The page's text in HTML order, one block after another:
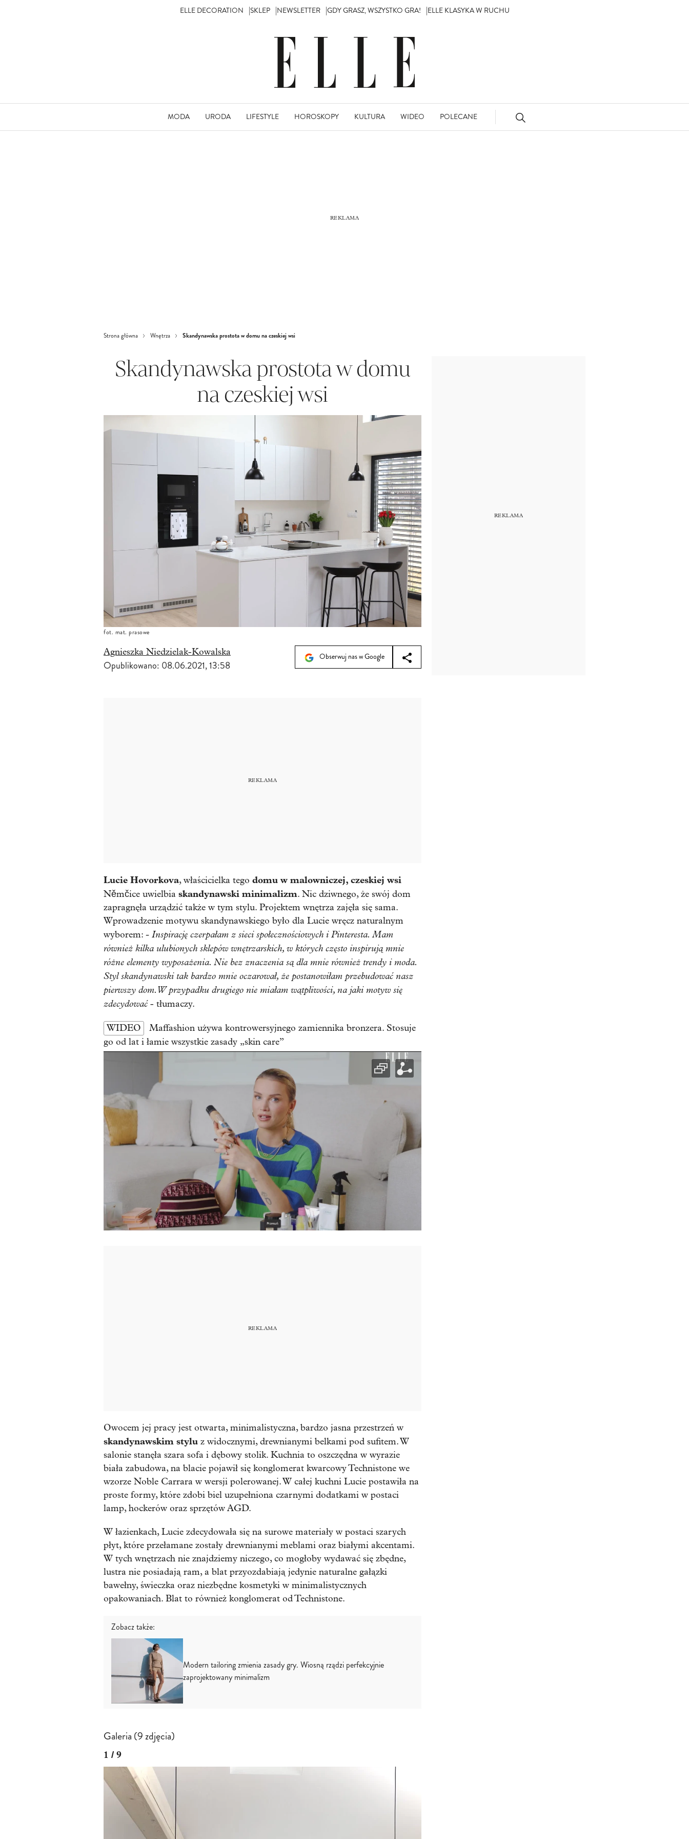
ELLE DECORATION SKLEP NEWSLETTER GDY GRASZ, WSZYSTKO GRA! ELLE KLASYKA W RUCHU
MODA URODA LIFESTYLE HOROSKOPY KULTURA WIDEO POLECANE
Strona główna Wnętrza Skandynawska prostota w domu na czeskiej wsi
Skandynawska prostota w domu
na czeskiej wsi
fot. mat. prasowe
Agnieszka Niedzielak-Kowalska
Opublikowano: 08.06.2021, 13:58
Obserwuj nas w Google
Lucie Hovorkova, właścicielka tego domu w malowniczej, czeskiej wsi
Němčice uwielbia skandynawski minimalizm. Nic dziwnego, że swój dom
zapragnęła urządzić także w tym stylu. Projektem wnętrza zajęła się sama.
Wprowadzenie motywu skandynawskiego było dla Lucie wręcz naturalnym
wyborem: - Inspirację czerpałam z sieci społecznościowych i Pinteresta. Mam
również kilka ulubionych sklepów wnętrzarskich, w których często inspirują mnie
różne elementy wyposażenia. Nie bez znaczenia są dla mnie również trendy i moda.
Styl skandynawski tak bardzo mnie oczarował, że postanowiłam przebudować nasz
pierwszy dom. W przypadku drugiego nie miałam wątpliwości, na jaki motyw się
zdecydować- tłumaczy.
WIDEO
Maffashion używa kontrowersyjnego zamiennika bronzera. Stosuje
go od lat i łamie wszystkie zasady „skin care”
Owocem jej pracy jest otwarta, minimalistyczna, bardzo jasna przestrzeń w
skandynawskim stylu z widocznymi, drewnianymi belkami pod sufitem. W
salonie stanęła szara sofa i dębowy stolik. Kuchnia to oszczędna w wyrazie
biała zabudowa, na blacie pojawił się konglomerat kwarcowy Technistone we
wzorze Noble Carrara w wersji polerowanej. W całej kuchni Lucie postawiła na
proste formy, które zdobi biel uzupełniona czarnymi dodatkami w postaci
lamp, hockerów oraz sprzętów AGD.
W łazienkach, Lucie zdecydowała się na surowe materiały w postaci szarych
płyt, które przełamane zostały drewnianymi meblami oraz białymi akcentami.
W tych wnętrzach nie znajdziemy niczego, co mogłoby wydawać się zbędne,
lustra nie posiadają ram, a blat przyozdabiają jedynie naturalne gałązki
bawełny, świeczka oraz niezbędne kosmetyki w minimalistycznych
opakowaniach. Blat to również konglomerat od Technistone.
Zobacz także:
Modern tailoring zmienia zasady gry. Wiosną rządzi perfekcyjnie
zaprojektowany minimalizm
Galeria (9 zdjęcia)
1 / 9